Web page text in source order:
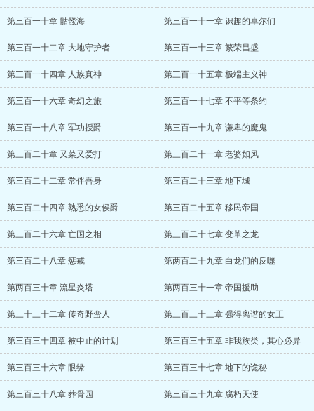
第三百一十章 骷髅海 第三百一十一章 识趣的卓尔们
第三百一十二章 大地守护者 第三百一十三章 繁荣昌盛
第三百一十四章 人族真神 第三百一十五章 极端主义神
第三百一十六章 奇幻之旅 第三百一十七章 不平等条约
第三百一十八章 军功授爵 第三百一十九章 谦卑的魔鬼
第三百二十章 又菜又爱打 第三百二十一章 老婆如风
第三百二十二章 常伴吾身 第三百二十三章 地下城
第三百二十四章 熟悉的女侯爵 第三百二十五章 移民帝国
第三百二十六章 亡国之相 第三百二十七章 变革之龙
第三百二十八章 惩戒 第两百二十九章 白龙们的反噬
第两百三十章 流星炎塔 第两百三十一章 帝国援助
第三十三十二章 传奇野蛮人 第三百三十三章 强得离谱的女王
第三百三十四章 被中止的计划 第三百三十五章 非我族类，其心必异
第三百三十六章 眼缘 第三百三十七章 地下的诡秘
第三百三十八章 葬骨园 第三百三十九章 腐朽天使